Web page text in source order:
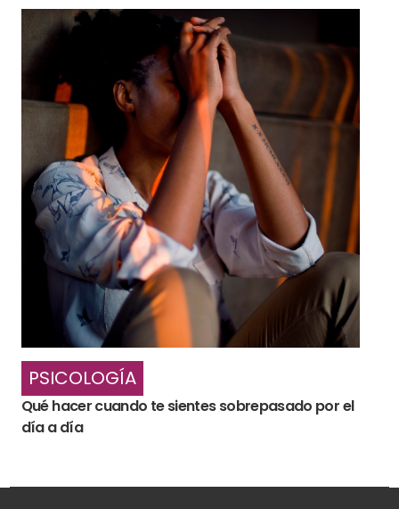
PSICOLOGÍA
Qué hacer cuando te sientes sobrepasado por el
día a día